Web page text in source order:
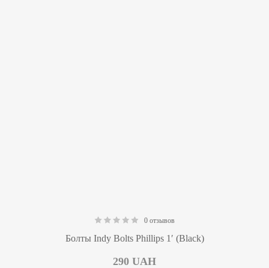
0 отзывов
Болты Indy Bolts Phillips 1′ (Black)
290 UAH